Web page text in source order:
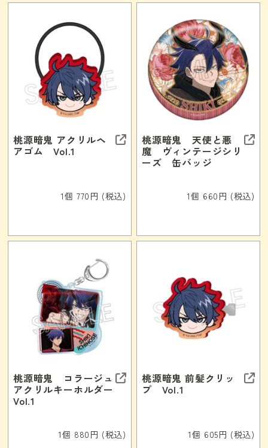
桃源暗鬼 アクリルヘ
アゴム Vol.1
1個 770円 (税込)
桃源暗鬼 天使と悪
魔 ヴィンテージシリ
ーズ 缶バッジ
1個 660円 (税込)
桃源暗鬼 コラージュ
アクリルキーホルダー
Vol.1
1個 880円 (税込)
桃源暗鬼 前髪クリッ
プ Vol.1
1個 605円 (税込)